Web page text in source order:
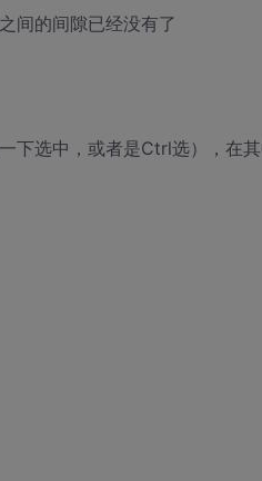
间的间隙已经没有了
下选中，或者是Ctrl选），在